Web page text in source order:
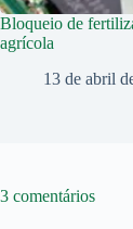
Bloqueio de
agrícola
13 de abril
3 comentários